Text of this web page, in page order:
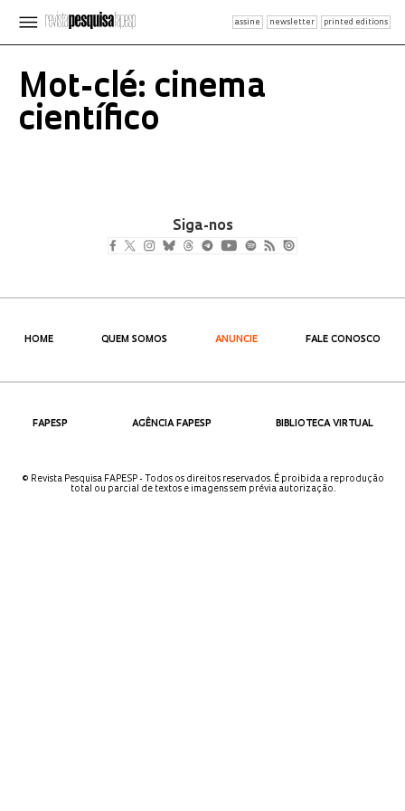
assine newsletter printed editions
Mot-clé: cinema
científico
Siga-nos
HOME QUEM SOMOS ANUNCIE FALE CONOSCO
FAPESP AGÊNCIA FAPESP BIBLIOTECA VIRTUAL
© Revista Pesquisa FAPESP - Todos os direitos reservados. É proibida a reprodução
total ou parcial de textos e imagens sem prévia autorização.